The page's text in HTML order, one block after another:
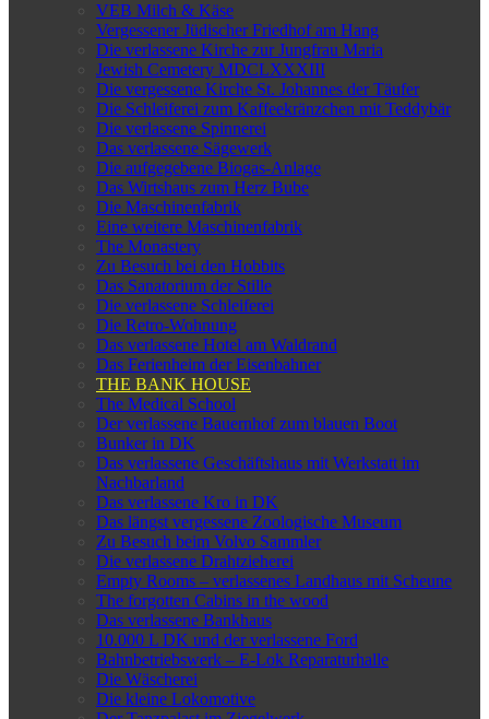
VEB Milch & Käse
Vergessener Jüdischer Friedhof am Hang
Die verlassene Kirche zur Jungfrau Maria
Jewish Cemetery MDCLXXXIII
Die vergessene Kirche St. Johannes der Täufer
Die Schleiferei zum Kaffeekränzchen mit Teddybär
Die verlassene Spinnerei
Das verlassene Sägewerk
Die aufgegebene Biogas-Anlage
Das Wirtshaus zum Herz Bube
Die Maschinenfabrik
Eine weitere Maschinenfabrik
The Monastery
Zu Besuch bei den Hobbits
Das Sanatorium der Stille
Die verlassene Schleiferei
Die Retro-Wohnung
Das verlassene Hotel am Waldrand
Das Ferienheim der Eisenbahner
THE BANK HOUSE
The Medical School
Der verlassene Bauernhof zum blauen Boot
Bunker in DK
Das verlassene Geschäftshaus mit Werkstatt im
Nachbarland
Das verlassene Kro in DK
Das längst vergessene Zoologische Museum
Zu Besuch beim Volvo Sammler
Die verlassene Drahtzieherei
Empty Rooms – verlassenes Landhaus mit Scheune
The forgotten Cabins in the wood
Das verlassene Bankhaus
10.000 L DK und der verlassene Ford
Bahnbetriebswerk – E-Lok Reparaturhalle
Die Wäscherei
Die kleine Lokomotive